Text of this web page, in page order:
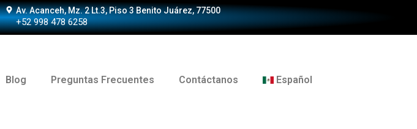
Av. Acanceh, Mz. 2 Lt.3, Piso 3 Benito Juárez, 77500
+52 998 478 6258
Blog Preguntas Frecuentes Contáctanos Español